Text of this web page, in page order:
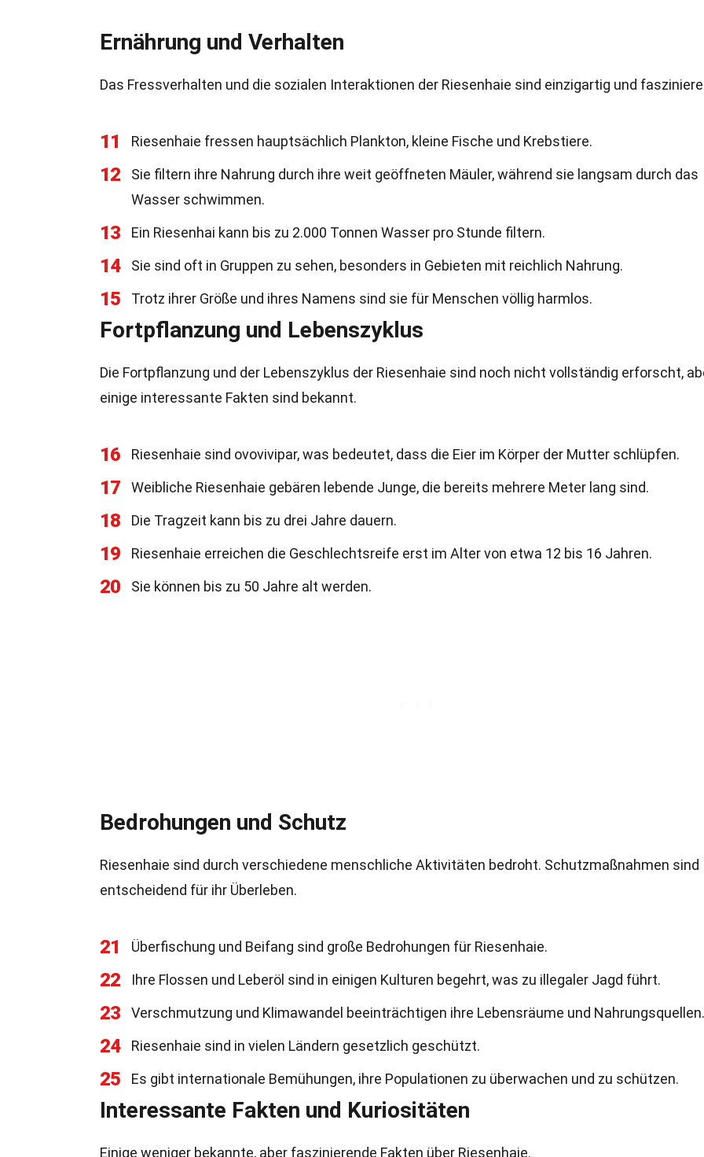
Ernährung und Verhalten
Das Fressverhalten und die sozialen Interaktionen der Riesenhaie sind einzigartig und
11 Riesenhaie fressen hauptsächlich Plankton, kleine Fische und Krebstiere.
12
Sie filtern ihre Nahrung durch ihre weit geöffneten Mäuler, während sie langsam durch das
Wasser schwimmen.
13 Ein Riesenhai kann bis zu 2.000 Tonnen Wasser pro Stunde filtern.
14 Sie sind oft in Gruppen zu sehen, besonders in Gebieten mit reichlich Nahrung.
15 Trotz ihrer Größe und ihres Namens sind sie für Menschen völlig harmlos.
Fortpflanzung und Lebenszyklus
Die Fortpflanzung und der Lebenszyklus der Riesenhaie sind noch nicht vollständig erforscht,
einige interessante Fakten sind bekannt.
16 Riesenhaie sind ovovivipar, was bedeutet, dass die Eier im Körper der Mutter schlüpfen.
17 Weibliche Riesenhaie gebären lebende Junge, die bereits mehrere Meter lang sind.
18 Die Tragzeit kann bis zu drei Jahre dauern.
19 Riesenhaie erreichen die Geschlechtsreife erst im Alter von etwa 12 bis 16 Jahren.
20 Sie können bis zu 50 Jahre alt werden.
Bedrohungen und Schutz
Riesenhaie sind durch verschiedene menschliche Aktivitäten bedroht. Schutzmaßnahmen sind
entscheidend für ihr Überleben.
21 Überfischung und Beifang sind große Bedrohungen für Riesenhaie.
22 Ihre Flossen und Leberöl sind in einigen Kulturen begehrt, was zu illegaler Jagd führt.
23 Verschmutzung und Klimawandel beeinträchtigen ihre Lebensräume und Nahrungsquellen.
24 Riesenhaie sind in vielen Ländern gesetzlich geschützt.
25 Es gibt internationale Bemühungen, ihre Populationen zu überwachen und zu schützen.
Interessante Fakten und Kuriositäten
Einige weniger bekannte, aber faszinierende Fakten über Riesenhaie.